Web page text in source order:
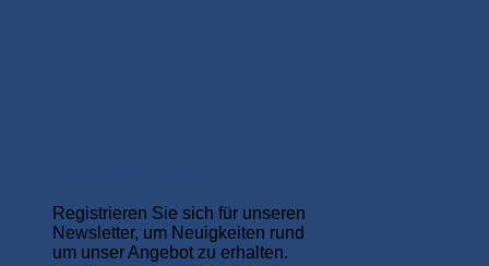
Registrieren Sie sich für unseren
Newsletter, um Neuigkeiten rund
um unser Angebot zu erhalten.